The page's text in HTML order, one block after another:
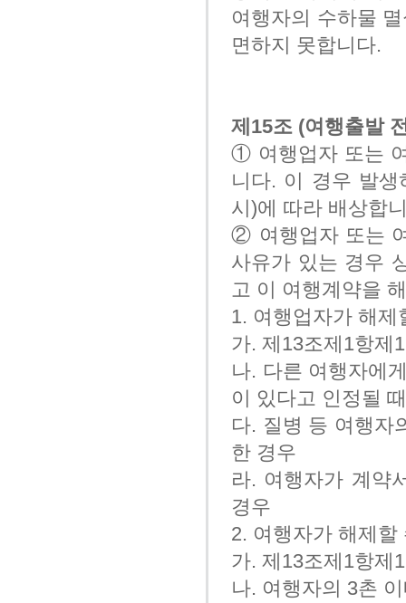
여행자의 수하물
면하지 못합니다.
제15조 (여행출발
① 여행업자 또는
니다. 이 경우 발생
시)에 따라 배상합
② 여행업자 또는
사유가 있는 경우
고 이 여행계약을
1. 여행업자가 해제
가. 제13조제1항제
나. 다른 여행자에
이 있다고 인정될 때
다. 질병 등 여행자
한 경우
라. 여행자가 계약
경우
2. 여행자가 해제할
가. 제13조제1항제
나. 여행자의 3촌